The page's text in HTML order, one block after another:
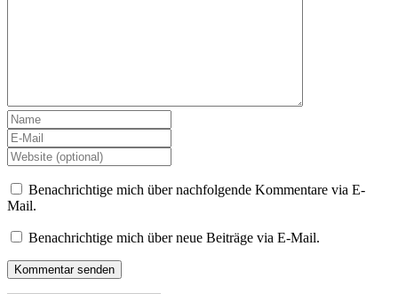
Benachrichtige mich über nachfolgende Kommentare via E-
Mail.
Benachrichtige mich über neue Beiträge via E-Mail.